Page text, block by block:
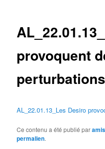
provoquent
perturbations
AL_22.01.13_Les Desiro
Ce contenu a été publié par
permalien.